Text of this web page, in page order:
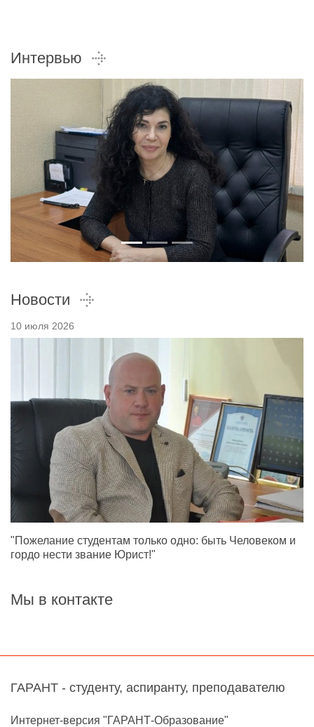
Интервью
Новости
10 июля 2026
"Пожелание студентам только одно: быть Человеком и
гордо нести звание Юрист!"
Мы в контакте
ГАРАНТ - студенту, аспиранту, преподавателю
Интернет-версия "ГАРАНТ-Образование"